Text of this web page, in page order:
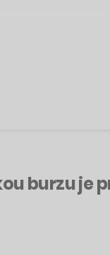
burzu je